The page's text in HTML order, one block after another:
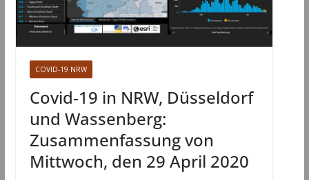
COVID-19 NRW
Covid-19 in NRW, Düsseldorf
und Wassenberg:
Zusammenfassung von
Mittwoch, den 29 April 2020